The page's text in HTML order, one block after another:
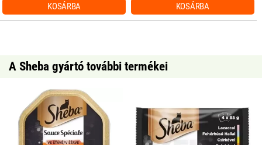
KOSÁRBA KOSÁRBA
A Sheba gyártó további termékei